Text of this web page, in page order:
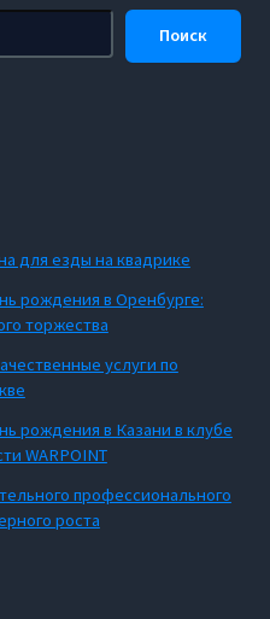
Поиск
для езды на квадрике
рождения в Оренбурге:
торжества
услуги по
рождения в Казани в клубе
WARPOINT
профессионального
роста